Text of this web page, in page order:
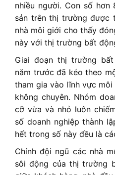
nhiều người. Con số
sản trên thị trường được
nhà môi giới cho thấy
này với thị trường bất
Giai đoạn thị trường
năm trước đã kéo theo
tham gia vào lĩnh vực
không chuyên. Nhóm
cỡ vừa và nhỏ luôn
số doanh nghiệp thành
hết trong số này đều là
Chính đội ngũ các nhà
sôi động của thị trường